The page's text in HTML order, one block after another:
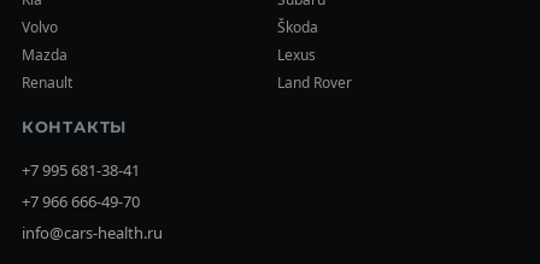
Volvo
Škoda
Mazda
Lexus
Renault
Land Rover
КОНТАКТЫ
+7 995 681-38-41
+7 966 666-49-70
info@cars-health.ru